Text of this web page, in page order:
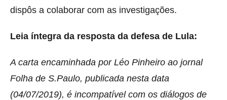
dispôs a colaborar com as investigações.
Leia íntegra da resposta da defesa de Lula:
A carta encaminhada por Léo Pinheiro ao jornal
Folha de S.Paulo, publicada nesta data
(04/07/2019), é incompatível com os diálogos de